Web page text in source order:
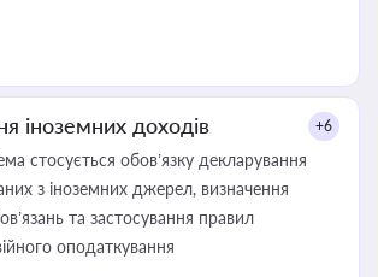
іноземних доходів +6
стосується обов’язку декларування
з іноземних джерел, визначення
та застосування правил
оподаткування